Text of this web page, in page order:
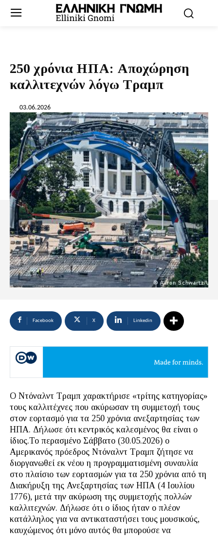
250 χρόνια HΠΑ: Αποχώρηση
καλλιτεχνών λόγω Τραμπ
03.06.2026
Facebook X Linkedin
O Ντόναλντ Τραμπ χαρακτήρισε «τρίτης κατηγορίας»
τους καλλιτέχνες που ακύρωσαν τη συμμετοχή τους
στoν εορτασμό για τα 250 χρόνια ανεξαρτησίας των
ΗΠΑ. Δήλωσε ότι κεντρικός καλεσμένος θα είναι ο
ίδιος.Το περασμένο Σάββατο (30.05.2026) ο
Aμερικανός πρόεδρος Ντόναλντ Τραμπ ζήτησε να
διοργανωθεί εκ νέου η προγραμματισμένη συναυλία
στο πλαίσιο των εορτασμών για τα 250 χρόνια από τη
Διακήρυξη της Ανεξαρτησίας των ΗΠΑ (4 Ioυλίου
1776), μετά την ακύρωση της συμμετοχής πολλών
καλλιτεχνών. Δήλωσε ότι ο ίδιος ήταν ο πλέον
κατάλληλος για να αντικαταστήσει τους μουσικούς,
καυχώμενος ότι μόνο αυτός θα μπορούσε να